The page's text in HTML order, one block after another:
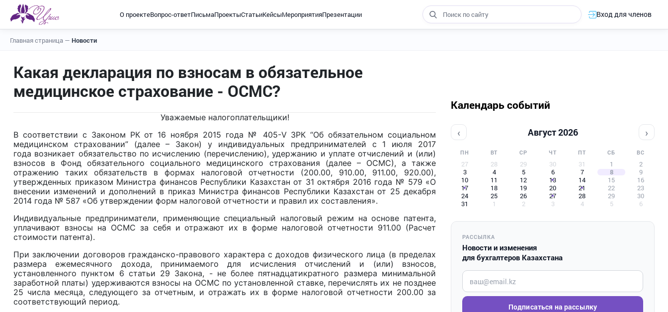
О проектеВопрос-ответПисьмаПроектыСтатьиКейсыМероприятияПрезентации Вход для членов
Главная страница — Новости
Какая декларация по взносам в обязательное
медицинское страхование - ОСМС?
Уважаемые налогоплательщики!
В соответствии с Законом РК от 16 ноября 2015 года № 405-V ЗРК “Об обязательном социальном
медицинском страховании” (далее – Закон) у индивидуальных предпринимателей с 1 июля 2017
года возникает обязательство по исчислению (перечислению), удержанию и уплате отчислений и (или)
взносов в Фонд обязательного социального медицинского страхования (далее – ОСМС), а также
отражению таких обязательств в формах налоговой отчетности (200.00, 910.00, 911.00, 920.00),
утвержденных приказом Министра финансов Республики Казахстан от 31 октября 2016 года № 579 «О
внесении изменений и дополнений в приказ Министра финансов Республики Казахстан от 25 декабря
2014 года № 587 «Об утверждении форм налоговой отчетности и правил их составления».
Индивидуальные предприниматели, применяющие специальный налоговый режим на основе патента,
уплачивают взносы на ОСМС за себя и отражают их в форме налоговой отчетности 911.00 (Расчет
стоимости патента).
При заключении договоров гражданско-правового характера с доходов физического лица (в пределах
размера ежемесячного дохода, принимаемого для исчисления отчислений и (или) взносов,
установленного пунктом 6 статьи 29 Закона, - не более пятнадцатикратного размера минимальной
заработной платы) удерживаются взносы на ОСМС по установленной ставке, перечислять их не позднее
25 числа месяца, следующего за отчетным, и отражать их в форме налоговой отчетности 200.00 за
соответствующий период.
Календарь событий
‹ Август 2026 ›
ПН ВТ СР ЧТ ПТ СБ ВС
27 28 29 30 31 1
2
3
4 5 6 7 8
9
10
11 12 13 14 15
16
17
18 19 20 21 22
23
24
25 26 27 28 29
30
31
1 2 3 4 5 6
РАССЫЛКА
Новости и изменения
для бухгалтеров Казахстана
Введите ваш e-mail
Подписаться на рассылку